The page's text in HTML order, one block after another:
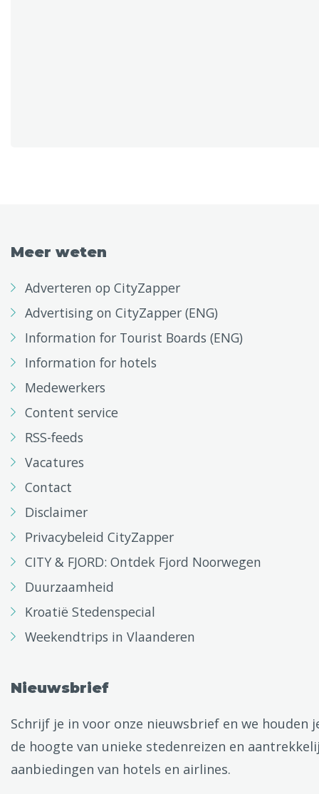
Meer weten
Adverteren op CityZapper
Advertising on CityZapper (ENG)
Information for Tourist Boards (ENG)
Information for hotels
Medewerkers
Content service
RSS-feeds
Vacatures
Contact
Disclaimer
Privacybeleid CityZapper
CITY & FJORD: Ontdek Fjord Noorwegen
Duurzaamheid
Kroatië Stedenspecial
Weekendtrips in Vlaanderen
Nieuwsbrief
Schrijf je in voor onze nieuwsbrief en we houden
de hoogte van unieke stedenreizen en
aanbiedingen van hotels en airlines.